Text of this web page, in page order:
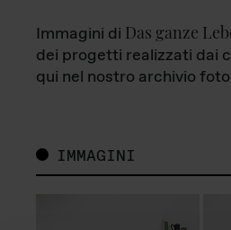
Immagini di Das ganze
dei progetti realizzati dai
qui nel nostro archivio
IMMAGINI